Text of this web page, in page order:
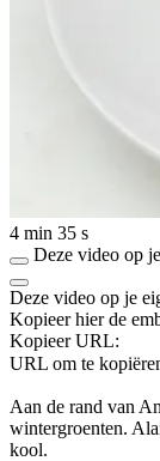
4 min 35 s
Deze video op
Deze video op je
Kopieer hier de
Kopieer URL:
URL om te
Aan de rand van
wintergroenten.
kool.